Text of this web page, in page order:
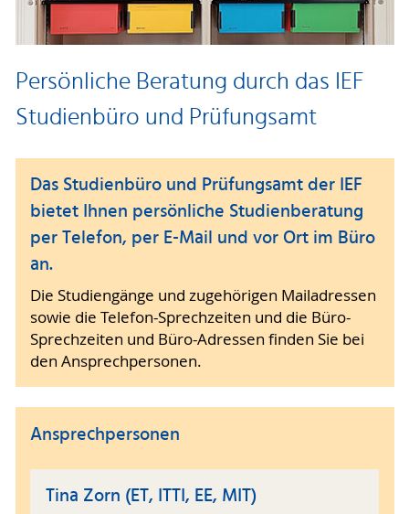
Persönliche Beratung durch das IEF
Studienbüro und Prüfungsamt
Das Studienbüro und Prüfungsamt der IEF
bietet Ihnen persönliche Studienberatung
per Telefon, per E-Mail und vor Ort im Büro
an.
Die Studiengänge und zugehörigen Mailadressen
sowie die Telefon-Sprechzeiten und die Büro-
Sprechzeiten und Büro-Adressen finden Sie bei
den Ansprechpersonen.
Ansprechpersonen
Tina Zorn (ET, ITTI, EE, MIT)